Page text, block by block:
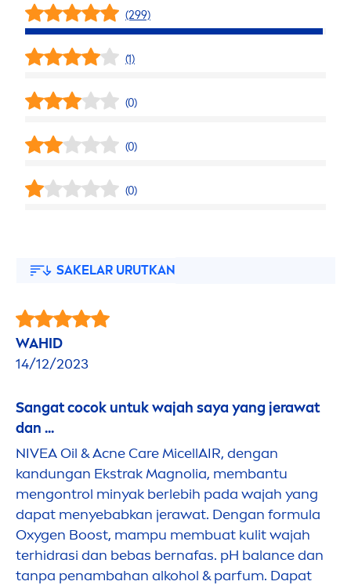
(299)
(1)
(0)
(0)
(0)
SAKELAR URUTKAN
WAHID
14/12/2023
Sangat cocok untuk wajah saya yang jerawat
dan ...
NIVEAOil & Acne CareMicellAIR, dengan
kandungan Ekstrak Magnolia, membantu
mengontrol minyak berlebih pada wajah yang
dapat menyebabkan jerawat. Dengan formula
Oxygen Boost, mampu membuat kulit wajah
terhidrasi dan bebas bernafas. pH balancedan
tanpa penambahan alkohol & parfum. Dapat